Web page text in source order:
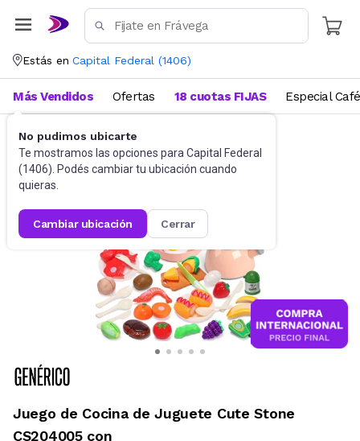
Estás en Capital Federal (1406)
No pudimos ubicarte
Te mostramos las opciones para Capital Federal
(1406). Podés cambiar tu ubicación cuando
quieras.
cambiar ubicación cerrar
Más Vendidos Ofertas 18 cuotas FIJAS Especial Café
Sets y otros Juegos de Cocina
Juego de Cocina de Juguete Cute Stone
CS204005 con